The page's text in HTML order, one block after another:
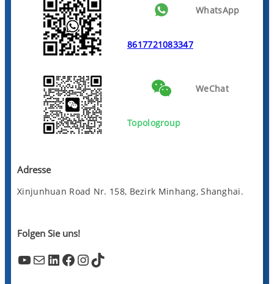
WhatsApp
8617721083347
WeChat
Topologroup
Adresse
Xinjunhuan Road Nr. 158, Bezirk Minhang, Shanghai.
Folgen Sie uns!
YouTube Mail LinkedIn Facebook InstagramTikTok